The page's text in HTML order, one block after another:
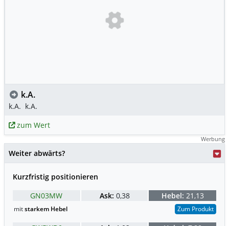
k.A.
k.A. k.A.
zum Wert
Werbung
Weiter abwärts?
Kurzfristig positionieren
GN03MW
Ask: 0,38 Hebel: 21,13
mitstarkem Hebel Zum Produkt